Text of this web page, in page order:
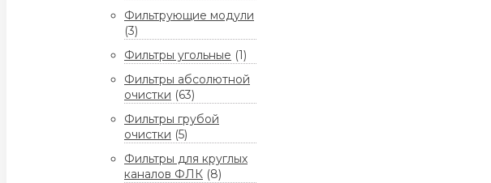
Фильтрующие модули
(3)
Фильтры угольные (1)
Фильтры абсолютной
очистки (63)
Фильтры грубой
очистки (5)
Фильтры для круглых
каналов ФЛК (8)